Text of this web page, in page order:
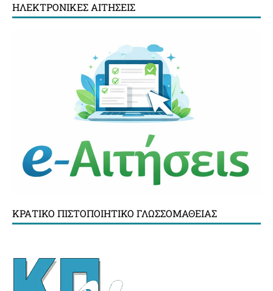
ΗΛΕΚΤΡΟΝΙΚΈΣ ΑΙΤΉΣΕΙΣ
ΚΡΑΤΙΚΌ ΠΙΣΤΟΠΟΙΗΤΙΚΌ ΓΛΩΣΣΟΜΆΘΕΙΑΣ